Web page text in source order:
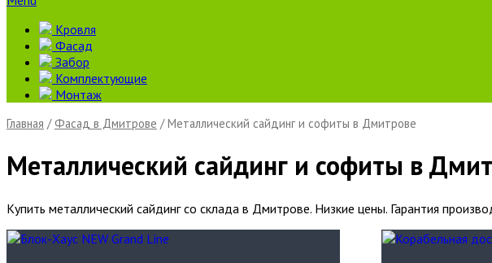
Кровля
Фасад
Забор
Комплектующие
Монтаж
Главная /Фасад в Дмитрове / Металлический сайдинг и софиты в Дмитрове
Металлический сайдинг и софиты в
Купить металлический сайдинг со склада в Дмитрове. Низкие цены. Гарантия